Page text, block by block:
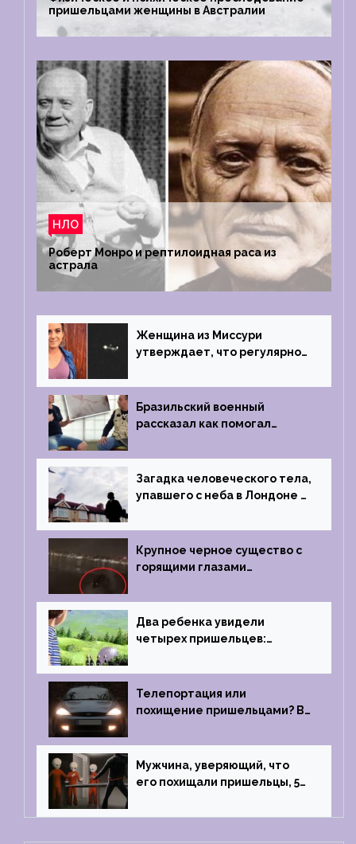
пришельцами женщины в Австралии
НЛО
Роберт Монро и рептилоидная раса из
астрала
Женщина из Миссури
утверждает, что регулярно
инопланетянами
Бразильский военный
рассказал как помогал
1996 году
Загадка человеческого тела,
упавшего с неба в Лондоне в
Крупное черное существо с
горящими глазами
Два ребенка увидели
четырех пришельцев:
1967 году
Телепортация или
похищение пришельцами? В
случай произошел с семьей
из Аргентины
Мужчина, уверяющий, что
его похищали пришельцы, 5
тест на детекторе лжи